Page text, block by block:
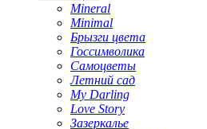
Mineral
Minimal
Брызги цвета
Госсимволика
Самоцветы
Летний сад
My Darling
Love Story
Зазеркалье